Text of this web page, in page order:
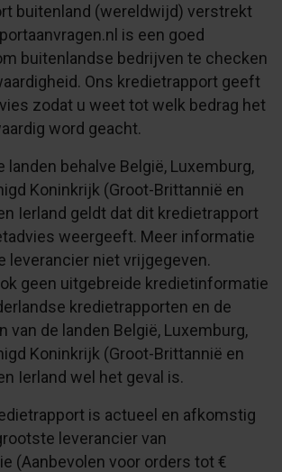
buitenland (wereldwijd) verstrekt
is een goed
buitenlandse bedrijven te checken
Ons kredietrapport geeft
zodat u weet tot welk bedrag het
word geacht.
landen behalve België, Luxemburg,
Koninkrijk (Groot-Brittannië en
Ierland geldt dat dit kredietrapport
weergeeft. Meer informatie
leverancier niet vrijgegeven.
geen uitgebreide kredietinformatie
kredietrapporten en de
van de landen België, Luxemburg,
Koninkrijk (Groot-Brittannië en
Ierland wel het geval is.
is actueel en afkomstig
leverancier van
(Aanbevolen voor orders tot €